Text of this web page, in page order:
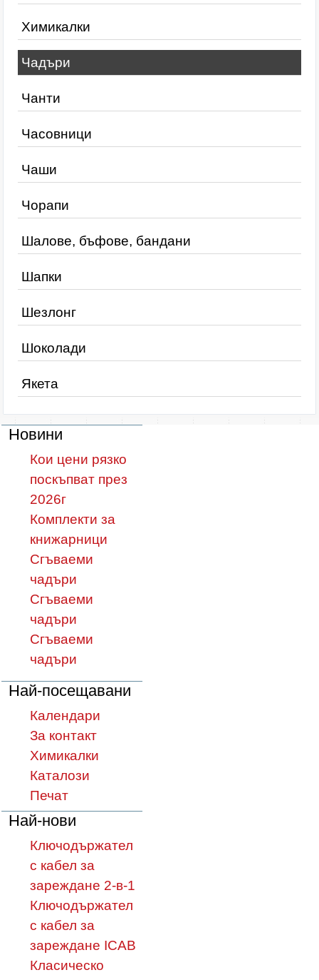
Химикалки
Чадъри
Чанти
Часовници
Чаши
Чорапи
Шалове, бъфове, бандани
Шапки
Шезлонг
Шоколади
Якета
Новини
Кои цени рязко
поскъпват през
2026г
Комплекти за
книжарници
Сгъваеми
чадъри
Сгъваеми
чадъри
Сгъваеми
чадъри
Най-посещавани
Календари
За контакт
Химикалки
Каталози
Печат
Най-нови
Ключодържател
с кабел за
зареждане 2-в-1
Ключодържател
с кабел за
зареждане ICAB
Класическо